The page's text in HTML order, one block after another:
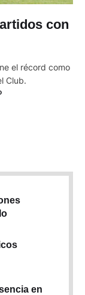
con
el récord como
Club.
en